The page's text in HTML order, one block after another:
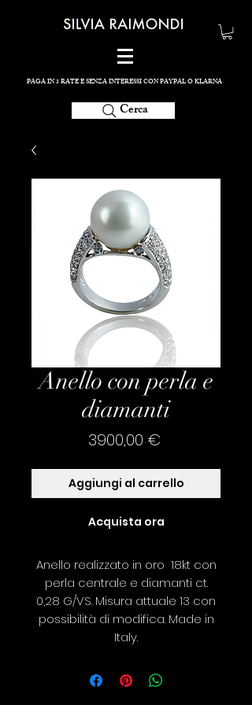
PAGA IN 3 RATE E SENZA INTERESSI CON PAYPAL O KLARNA
Cerca
Anello con perla e
diamanti
3900,00 €Prezzo
Aggiungi al carrello
Acquista ora
Anello realizzato in oro 18kt con
perla centrale e diamanti ct.
0,28 G/VS. Misura attuale 13 con
possibilità di modifica. Made in
Italy.